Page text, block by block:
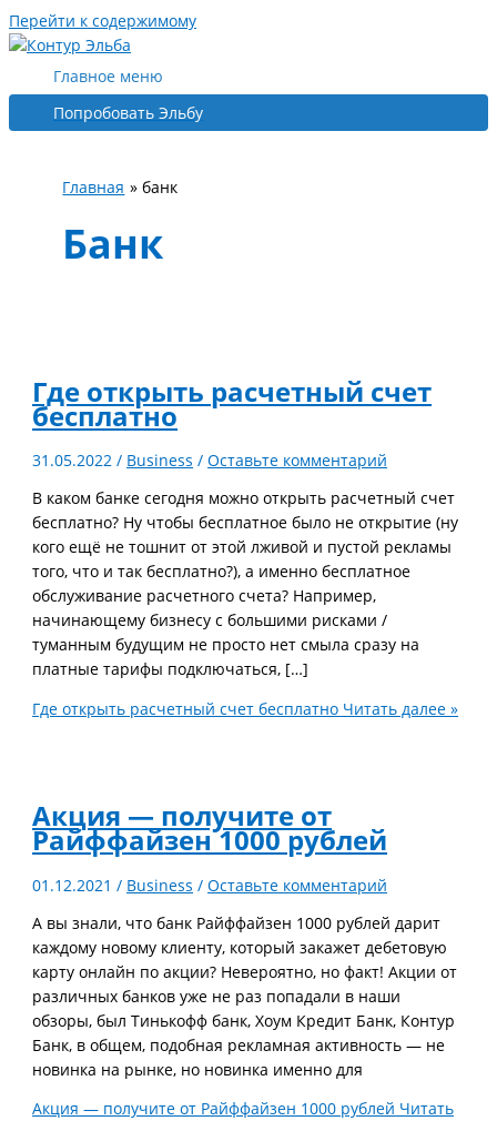
Перейти к содержимому
Главное меню
Попробовать Эльбу
Главная банк
Банк
Где открыть расчетный счет
бесплатно
31.05.2022/ Business /Оставьте комментарий
В каком банке сегодня можно открыть расчетный счет
бесплатно? Ну чтобы бесплатное было не открытие (ну
кого ещё не тошнит от этой лживой и пустой рекламы
того, что и так бесплатно?), а именно бесплатное
обслуживание расчетного счета? Например,
начинающему бизнесу с большими рисками /
туманным будущим не просто нет смыла сразу на
платные тарифы подключаться, […]
Где открыть расчетный счет бесплатно Читать далее »
Акция — получите от
Райффайзен 1000 рублей
01.12.2021/ Business /Оставьте комментарий
А вы знали, что банк Райффайзен 1000 рублей дарит
каждому новому клиенту, который закажет дебетовую
карту онлайн по акции? Невероятно, но факт! Акции от
различных банков уже не раз попадали в наши
обзоры, был Тинькофф банк, Хоум Кредит Банк, Контур
Банк, в общем, подобная рекламная активность — не
новинка на рынке, но новинка именно для
Акция — получите от Райффайзен 1000 рублей Читать